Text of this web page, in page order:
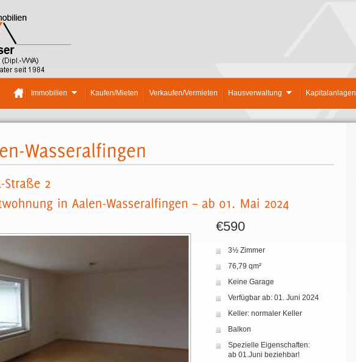
Immobilien Kaufen/Mieten Verkaufen/Vermieten Hausverwaltung Kapitalanlagen
€590
3½ Zimmer
76,79 qm²
Keine Garage
Verfügbar ab: 01. Juni 2024
Keller: normaler Keller
Balkon
Spezielle Eigenschaften:
ab 01.Juni beziehbar!